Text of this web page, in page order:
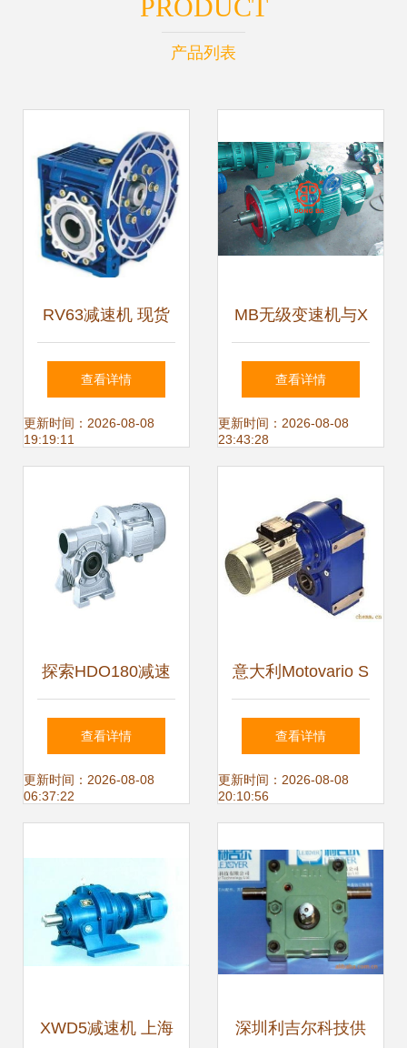
PRODUCT
产品列表
RV63减速机 现货
直供·厂家直销·铝
合金核心优势详解
查看详情
更新时间：2026-08-08
19:19:11
MB无级变速机与X
系列摆线针轮减速
机组合在升降设备
析
查看详情
更新时间：2026-08-08
23:43:28
探索HDO180减速
机 高清大图与性能
解析
查看详情
更新时间：2026-08-08
06:37:22
意大利Motovario S
系列减速机 精密传
动的工业标杆
查看详情
更新时间：2026-08-08
20:10:56
XWD5减速机 上海 深圳利吉尔科技供